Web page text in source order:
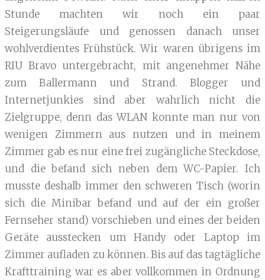
Stunde machten wir noch ein paar
Steigerungsläufe und genossen danach unser
wohlverdientes Frühstück. Wir waren übrigens im
RIU Bravo untergebracht, mit angenehmer Nähe
zum Ballermann und Strand. Blogger und
Internetjunkies sind aber wahrlich nicht die
Zielgruppe, denn das WLAN konnte man nur von
wenigen Zimmern aus nutzen und in meinem
Zimmer gab es nur eine frei zugängliche Steckdose,
und die befand sich neben dem WC-Papier. Ich
musste deshalb immer den schweren Tisch (worin
sich die Minibar befand und auf der ein großer
Fernseher stand) vorschieben und eines der beiden
Geräte ausstecken um Handy oder Laptop im
Zimmer aufladen zu können. Bis auf das tagtägliche
Krafttraining war es aber vollkommen in Ordnung